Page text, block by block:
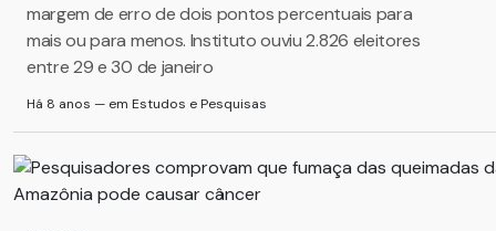
margem de erro de dois pontos percentuais para
mais ou para menos. Instituto ouviu 2.826 eleitores
entre 29 e 30 de janeiro
Há 8 anos — em Estudos e Pesquisas